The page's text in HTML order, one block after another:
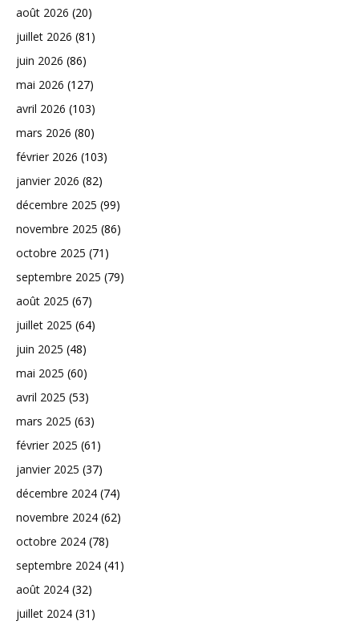
août 2026 (20)
juillet 2026 (81)
juin 2026 (86)
mai 2026 (127)
avril 2026 (103)
mars 2026 (80)
février 2026 (103)
janvier 2026 (82)
décembre 2025 (99)
novembre 2025 (86)
octobre 2025 (71)
septembre 2025 (79)
août 2025 (67)
juillet 2025 (64)
juin 2025 (48)
mai 2025 (60)
avril 2025 (53)
mars 2025 (63)
février 2025 (61)
janvier 2025 (37)
décembre 2024 (74)
novembre 2024 (62)
octobre 2024 (78)
septembre 2024 (41)
août 2024 (32)
juillet 2024 (31)